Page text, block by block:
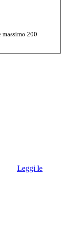
massimo 200
Leggi le